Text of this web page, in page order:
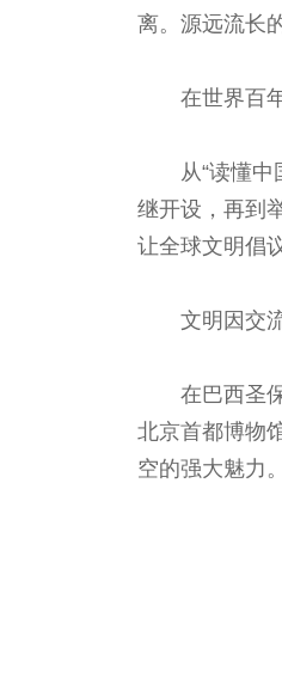
离。源远流长
在世界百
从“读懂
继开设，再到
让全球文明倡
文明因交
在巴西圣
北京首都博物
空的强大魅力。